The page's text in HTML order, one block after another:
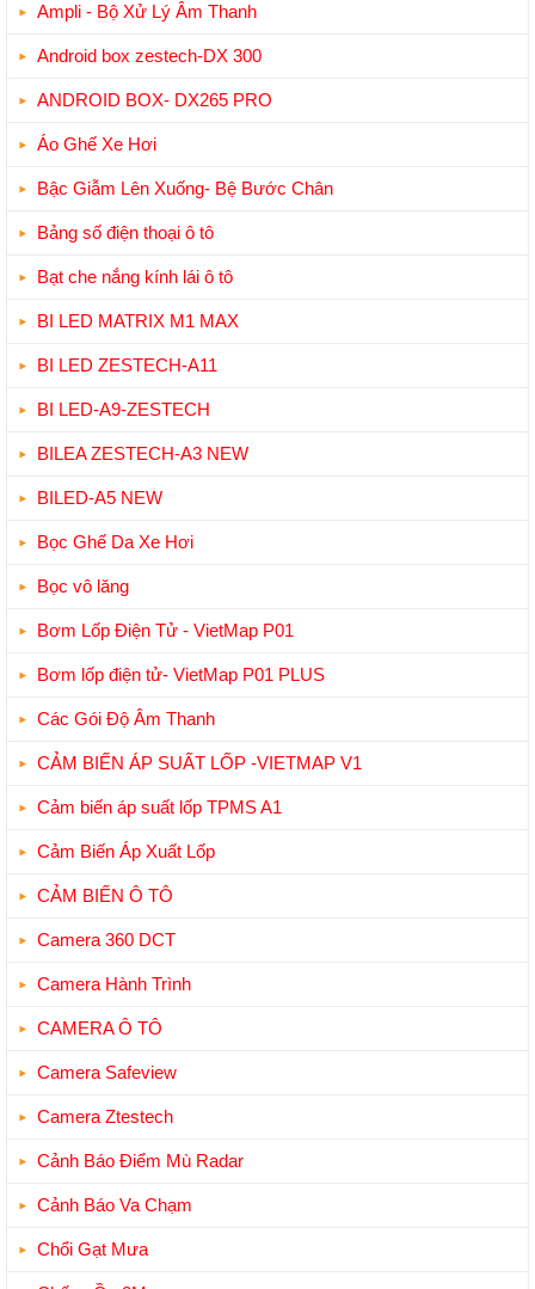
Ampli - Bộ Xử Lý Âm Thanh
Android box zestech-DX 300
ANDROID BOX- DX265 PRO
Áo Ghế Xe Hơi
Bậc Giẫm Lên Xuống- Bệ Bước Chân
Bảng số điện thoại ô tô
Bạt che nắng kính lái ô tô
BI LED MATRIX M1 MAX
BI LED ZESTECH-A11
BI LED-A9-ZESTECH
BILEA ZESTECH-A3 NEW
BILED-A5 NEW
Bọc Ghế Da Xe Hơi
Bọc vô lăng
Bơm Lốp Điện Tử - VietMap P01
Bơm lốp điện tử- VietMap P01 PLUS
Các Gói Độ Âm Thanh
CẢM BIẾN ÁP SUẤT LỐP -VIETMAP V1
Cảm biến áp suất lốp TPMS A1
Cảm Biến Áp Xuất Lốp
CẢM BIẾN Ô TÔ
Camera 360 DCT
Camera Hành Trình
CAMERA Ô TÔ
Camera Safeview
Camera Ztestech
Cảnh Báo Điểm Mù Radar
Cảnh Báo Va Chạm
Chổi Gạt Mưa